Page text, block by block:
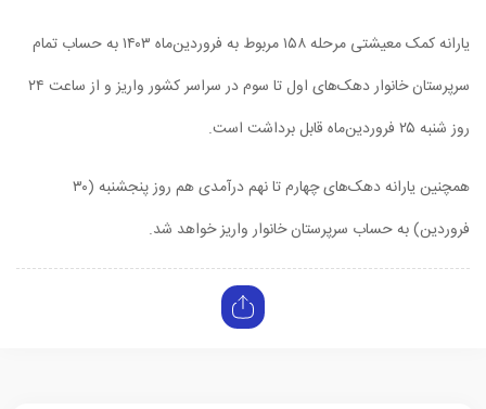
یارانه کمک معیشتی مرحله ۱۵۸ مربوط به فروردین‌ماه ۱۴۰۳ به حساب تمام
سرپرستان خانوار دهک‌های اول تا سوم در سراسر کشور واریز و از ساعت ۲۴
روز شنبه ۲۵ فروردین‌ماه قابل برداشت است.
همچنین یارانه دهک‌های چهارم تا نهم درآمدی هم روز پنجشنبه (۳۰
فروردین) به حساب سرپرستان خانوار واریز خواهد شد.